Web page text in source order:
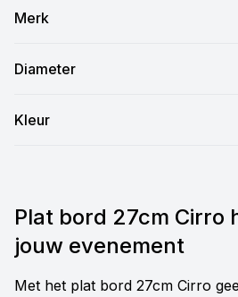
Merk
Diameter
Kleur
Plat bord 27cm Cirro
jouw evenement
Met het plat bord 27cm Cirro